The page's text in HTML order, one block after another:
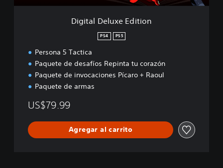
x
Digital Deluxe Edition
PS4 PS5
Persona 5 Tactica
Paquete de desafíos Repinta tu corazón
Paquete de invocaciones Pícaro + Raoul
Paquete de armas
US$79.99
Agregar al carrito